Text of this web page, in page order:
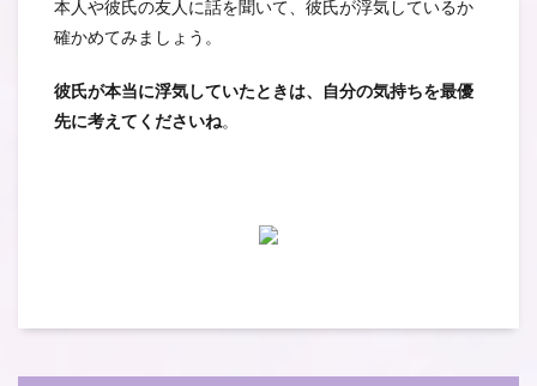
本人や彼氏の友人に話を聞いて、彼氏が浮気しているか
確かめてみましょう。
彼氏が本当に浮気していたときは、自分の気持ちを最優
先に考えてくださいね。